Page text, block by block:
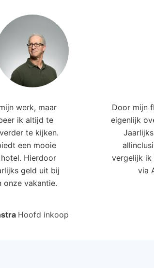
werk, maar
ik altijd te
te kijken.
een mooie
Hierdoor
geld uit bij
onze vakantie.
Hoofd inkoop
Door mijn
eigenlijk
vergelijk
via